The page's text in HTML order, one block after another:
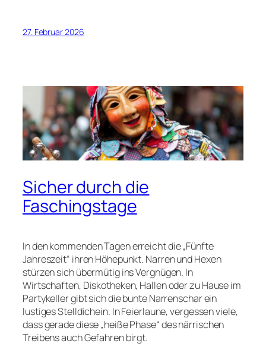
27. Februar 2026
Sicher durch die
Faschingstage
In den kommenden Tagen erreicht die „Fünfte
Jahreszeit“ ihren Höhepunkt. Narren und Hexen
stürzen sich übermütig ins Vergnügen. In
Wirtschaften, Diskotheken, Hallen oder zu Hause im
Partykeller gibt sich die bunte Narrenschar ein
lustiges Stelldichein. In Feierlaune, vergessen viele,
dass gerade diese „heiße Phase“ des närrischen
Treibens auch Gefahren birgt.